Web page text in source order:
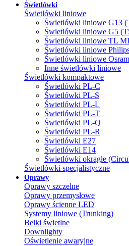
Świetlówki
Świetlówki liniowe
Świetlówki liniowe G13
Świetlówki liniowe G5
Świetlówki liniowe TL
Świetlówki liniowe
Świetlówki liniowe Osram
Inne świetlówki liniowe
Świetlówki kompaktowe
Świetlówki PL-C
Świetlówki PL-S
Świetlówki PL-L
Świetlówki PL-T
Świetlówki PL-Q
Świetlówki PL-R
Świetlówki E27
Świetlówki E14
Świetlówki okrągłe
Świetlówki specjalistyczne
Oprawy
Oprawy szczelne
Oprawy przemysłowe
Oprawy ścienne LED
Systemy liniowe (Trunking)
Belki świetlne
Downlighty
Oświetlenie awaryjne